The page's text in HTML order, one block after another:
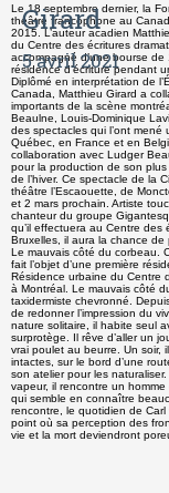
Le 18 septembre dernier, la
théâtre francophone au
2015. L’auteur acadien
du Centre des écritures
accompagné d’une bourse
résidence d’écriture pendant
Diplômé en interprétation de
Canada, Matthieu Girard a
importants de la scène
Beaulne, Louis-Dominique
des spectacles qui l’ont
Québec, en France et en
collaboration avec Ludger
pour la production de son
de l’hiver. Ce spectacle de la
théâtre l’Escaouette, de
et 2 mars prochain. Artiste
chanteur du groupe
qu’il effectuera au Centre des
Bruxelles, il aura la chance de
Le mauvais côté du corbeau.
fait l’objet d’une première
Résidence urbaine du Centre
à Montréal. Le mauvais côté
taxidermiste chevronné.
de redonner l’impression du
nature solitaire, il habite seul
surprotège. Il rêve d’aller un
vrai poulet au beurre. Un soir,
intactes, sur le bord d’une
son atelier pour les
vapeur, il rencontre un
qui semble en connaître
rencontre, le quotidien de Carl
point où sa perception des
vie et la mort deviendront
Girard
5 avril 2021